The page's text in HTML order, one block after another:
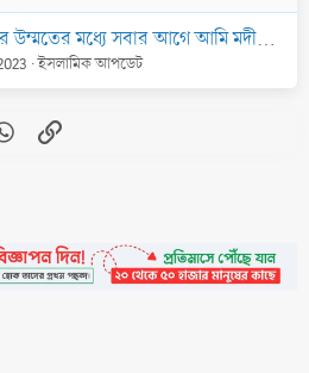
মদীনাবাসীর জন্য শাফা‘আত করব, অতঃপর মক্কাবাসীর, অতঃপর ত্বায়েফবাসীর জন্য’-মর্মে ত্বাবারাণীতে বর্ণিত হাদীছটি ছহ
ইসলামিক আপডেট
WhatsApp
Link